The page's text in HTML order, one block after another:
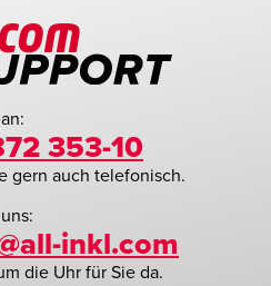
353-10
gern auch telefonisch.
inkl.com
die Uhr für Sie da.